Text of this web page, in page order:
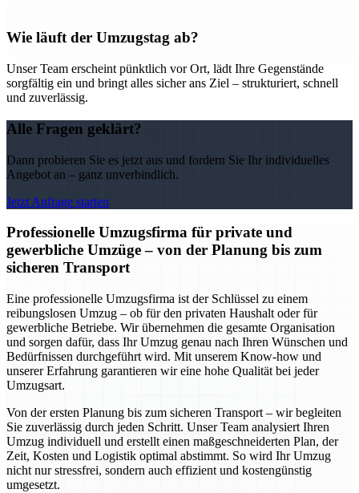
Wie läuft der Umzugstag ab?
Unser Team erscheint pünktlich vor Ort, lädt Ihre Gegenstände
sorgfältig ein und bringt alles sicher ans Ziel – strukturiert, schnell
und zuverlässig.
Alle Fragen geklärt?
Dann probieren Sie es jetzt aus und fordern Sie Ihr individuelles
Angebot an – ganz unverbindlich.
Jetzt Anfrage starten
Professionelle Umzugsfirma für private und
gewerbliche Umzüge – von der Planung bis zum
sicheren Transport
Eine professionelle Umzugsfirma ist der Schlüssel zu einem
reibungslosen Umzug – ob für den privaten Haushalt oder für
gewerbliche Betriebe. Wir übernehmen die gesamte Organisation
und sorgen dafür, dass Ihr Umzug genau nach Ihren Wünschen und
Bedürfnissen durchgeführt wird. Mit unserem Know-how und
unserer Erfahrung garantieren wir eine hohe Qualität bei jeder
Umzugsart.
Von der ersten Planung bis zum sicheren Transport – wir begleiten
Sie zuverlässig durch jeden Schritt. Unser Team analysiert Ihren
Umzug individuell und erstellt einen maßgeschneiderten Plan, der
Zeit, Kosten und Logistik optimal abstimmt. So wird Ihr Umzug
nicht nur stressfrei, sondern auch effizient und kostengünstig
umgesetzt.